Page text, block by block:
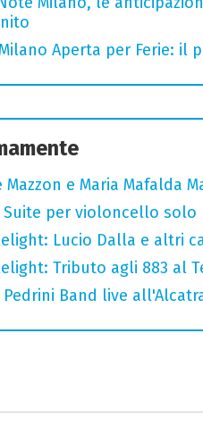
Aperta per Ferie:
Mazzon e Maria Mafalda
Suite per violoncello solo
Lucio Dalla e altri
Tributo agli 883 al
Pedrini Band live